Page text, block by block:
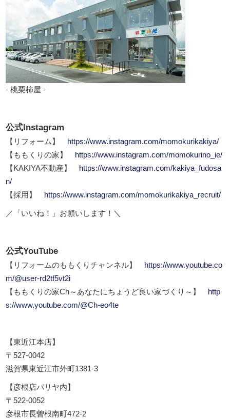
- 桃栗柿屋 -
公式Instagram
【リフォーム】
https://www.instagram.com/momokurikakiya/
【ももくりの家】
https://www.instagram.com/momokurino_ie/
【KAKIYA不動産】
https://www.instagram.com/kakiya_fudosa
n/
【採用】
https://www.instagram.com/momokurikakiya_recruit/
／「いいね！」お願いします！＼
公式YouTube
【リフォームのももくりチャンネル】
https://www.youtube.co
m/@user-rd2tf5vt2i
【ももくりの家Ch～あなたにちょうど良い家づくり～】
http
s://www.youtube.com/@Ch-eo4te
【東近江本店】
〒527-0042
滋賀県東近江市外町1381-3
【彦根店パリヤ内】
〒522-0052
彦根市長曽根南町472-2